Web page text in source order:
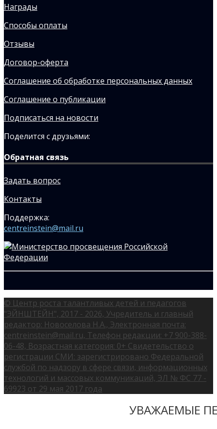
Награды
Способы оплаты
Отзывы
Договор-оферта
Соглашение об обработке персональных данных
Соглашение о публикации
Подписаться на новости
Поделится с друзьями:
Обратная связь
Задать вопрос
Контакты
Поддержка:
centreinstein@mail.ru
© Центр роста талантливых детей и педагогов
"ЭЙНШТЕЙН", 2017 - 2026, Учредитель и главный
редактор: Новоселова Н.А., Электронная почта:
centreinstein@mail.ru, Телефон редакции: +7 900-388-
06-48, Возрастная категория: 0+ Свидетельство о
регистрации СМИ: зарегистрировано Федеральной
службой по надзору в сфере связи, информационных
технологий и массовых коммуникаций, ЭЛ № ФС 77 -
69923 от 29 мая 2017 года
УВАЖАЕМЫЕ